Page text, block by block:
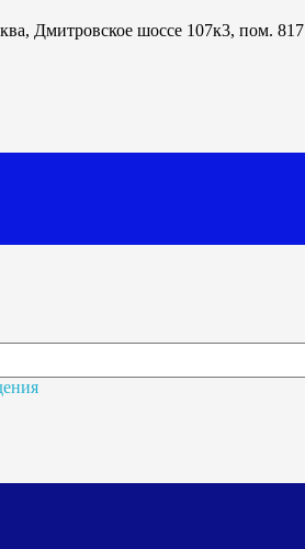
Дмитровское шоссе 107к3, пом. 817